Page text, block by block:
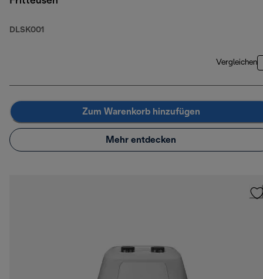
DLSK001
Vergleichen
Zum Warenkorb hinzufügen
Mehr entdecken